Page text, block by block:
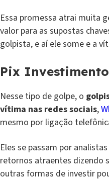
Essa promessa atrai muita
valor para as supostas
golpista, e aí ele some e a
Pix Investimento
Nesse tipo de golpe, o
vítima nas redes sociais,
mesmo por ligação
Eles se passam por
retornos atraentes dizendo
outras formas de investir